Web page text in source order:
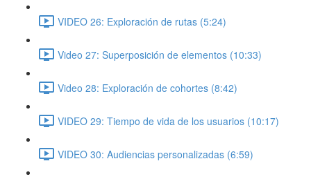
VIDEO 26: Exploración de rutas (5:24)
Video 27: Superposición de elementos (10:33)
Video 28: Exploración de cohortes (8:42)
VIDEO 29: Tiempo de vida de los usuarios (10:17)
VIDEO 30: Audiencias personalizadas (6:59)